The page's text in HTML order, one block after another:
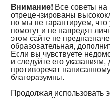
Внимание! Все советы на
отрецензированы
но мы не гарантируем,
помогут и не навредят
этом сайте не
образовательная,
Если вы чувствуете
и следуйте его
противоречат
благоразумны.
Продолжая использовать